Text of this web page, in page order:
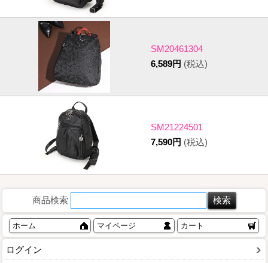
SM20461304
6,589円 (税込)
SM21224501
7,590円 (税込)
商品検索
ホーム マイページ カート
ログイン